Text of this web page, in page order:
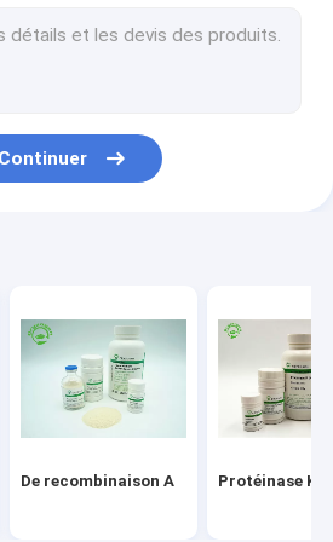
Continuer
De recombinaison A Protéinase K